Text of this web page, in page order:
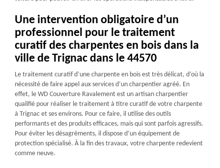
Une intervention obligatoire d’un
professionnel pour le traitement
curatif des charpentes en bois dans la
ville de Trignac dans le 44570
Le traitement curatif d’une charpente en bois est très délicat, d’où la
nécessité de faire appel aux services d’un charpentier agréé. En
effet, le WD Couverture Ravalement est un artisan charpentier
qualifié pour réaliser le traitement à titre curatif de votre charpente
à Trignac et ses environs. Pour ce faire, il utilise des outils
performants et des produits efficaces, mais qui sont parfois agressifs.
Pour éviter les désagréments, il dispose d’un équipement de
protection spécialisé. À la fin des travaux, votre charpente redevient
comme neuve.